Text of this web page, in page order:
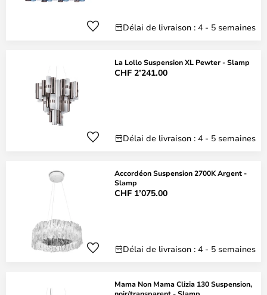
Délai de livraison : 4 - 5 semaines
La Lollo Suspension XL Pewter - Slamp
CHF 2’241.00
Délai de livraison : 4 - 5 semaines
Accordéon Suspension 2700K Argent -
Slamp
CHF 1’075.00
Délai de livraison : 4 - 5 semaines
Mama Non Mama Clizia 130 Suspension,